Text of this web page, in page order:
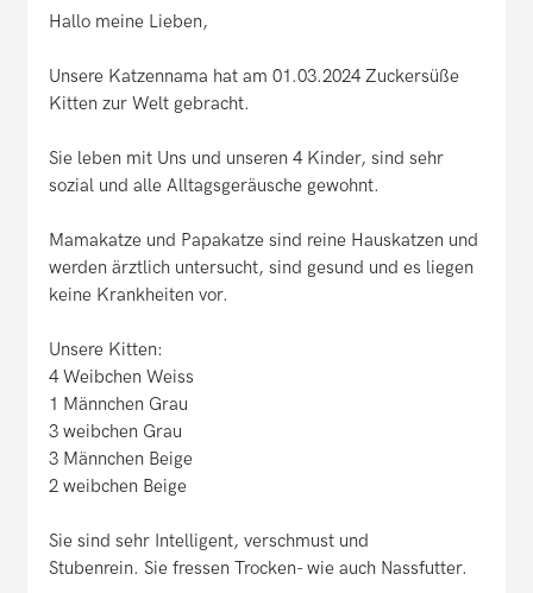
Hallo meine Lieben,
Unsere Katzennama hat am 01.03.2024 Zuckersüße
Kitten zur Welt gebracht.
Sie leben mit Uns und unseren 4 Kinder, sind sehr
sozial und alle Alltagsgeräusche gewohnt.
Mamakatze und Papakatze sind reine Hauskatzen und
werden ärztlich untersucht, sind gesund und es liegen
keine Krankheiten vor.
Unsere Kitten:
4 Weibchen Weiss
1 Männchen Grau
3 weibchen Grau
3 Männchen Beige
2 weibchen Beige
Sie sind sehr Intelligent, verschmust und
Stubenrein. Sie fressen Trocken- wie auch Nassfutter.